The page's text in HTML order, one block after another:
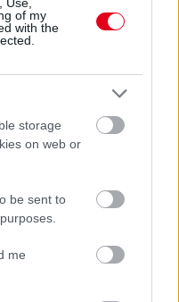
of my
with the
storage
on web or
be sent to
me
megvalósul”